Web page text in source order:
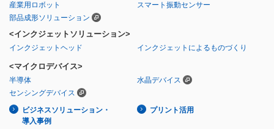
産業用ロボット
スマート振動センサー
部品成形ソリューション
<インクジェットソリューション>
インクジェットヘッド インクジェットによるものづくり
<マイクロデバイス>
半導体
水晶デバイス
センシングデバイス
ビジネスソリューション・
導入事例
プリント活用